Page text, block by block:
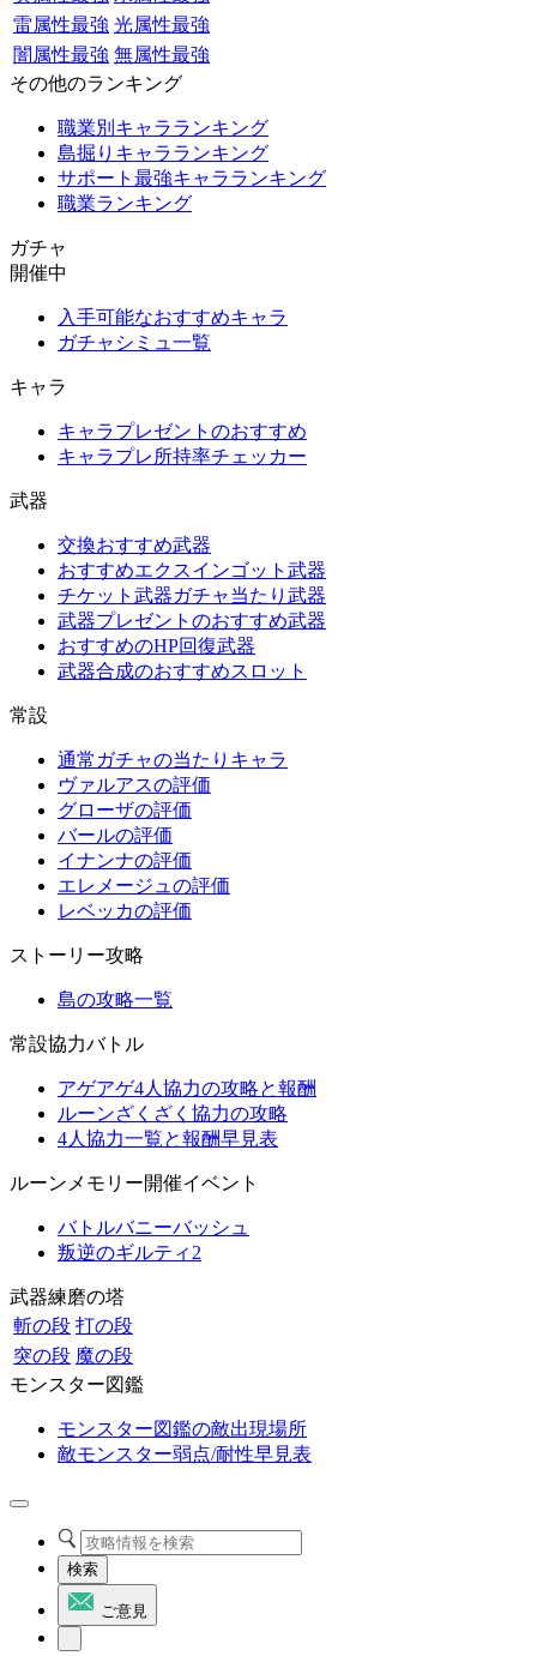
雷属性最強 光属性最強
闇属性最強 無属性最強
その他のランキング
職業別キャラランキング
島掘りキャラランキング
サポート最強キャラランキング
職業ランキング
ガチャ
開催中
入手可能なおすすめキャラ
ガチャシミュ一覧
キャラ
キャラプレゼントのおすすめ
キャラプレ所持率チェッカー
武器
交換おすすめ武器
おすすめエクスインゴット武器
チケット武器ガチャ当たり武器
武器プレゼントのおすすめ武器
おすすめのHP回復武器
武器合成のおすすめスロット
常設
通常ガチャの当たりキャラ
ヴァルアスの評価
グローザの評価
バールの評価
イナンナの評価
エレメージュの評価
レベッカの評価
ストーリー攻略
島の攻略一覧
常設協力バトル
アゲアゲ4人協力の攻略と報酬
ルーンざくざく協力の攻略
4人協力一覧と報酬早見表
ルーンメモリー開催イベント
バトルバニーバッシュ
叛逆のギルティ2
武器練磨の塔
斬の段 打の段
突の段 魔の段
モンスター図鑑
モンスター図鑑の敵出現場所
敵モンスター弱点/耐性早見表
検索
ご意見